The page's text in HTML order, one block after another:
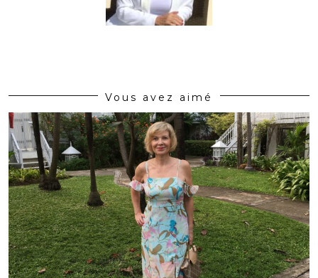
Vous avez aimé